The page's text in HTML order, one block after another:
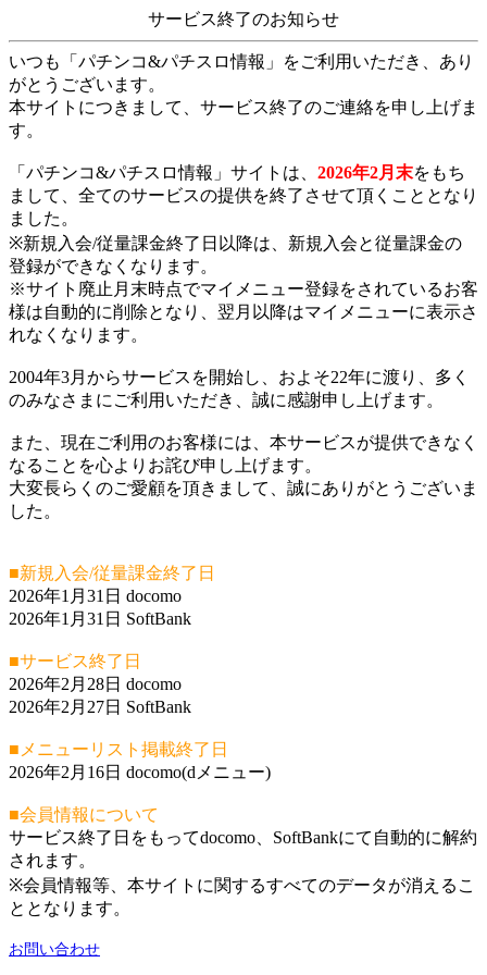
サービス終了のお知らせ
いつも「パチンコ&パチスロ情報」をご利用いただき、あり
がとうございます。
本サイトにつきまして、サービス終了のご連絡を申し上げま
す。
「パチンコ&パチスロ情報」サイトは、 2026年2月末をもち
まして、全てのサービスの提供を終了させて頂くこととなり
ました。
※新規入会/従量課金終了日以降は、新規入会と従量課金の
登録ができなくなります。
※サイト廃止月末時点でマイメニュー登録をされているお客
様は自動的に削除となり、翌月以降はマイメニューに表示さ
れなくなります。
2004年3月からサービスを開始し、およそ22年に渡り、多く
のみなさまにご利用いただき、誠に感謝申し上げます。
また、現在ご利用のお客様には、本サービスが提供できなく
なることを心よりお詫び申し上げます。
大変長らくのご愛顧を頂きまして、誠にありがとうございま
した。
■新規入会/従量課金終了日
2026年1月31日 docomo
2026年1月31日 SoftBank
■サービス終了日
2026年2月28日 docomo
2026年2月27日 SoftBank
■メニューリスト掲載終了日
2026年2月16日 docomo(dメニュー)
■会員情報について
サービス終了日をもってdocomo、SoftBankにて自動的に解約
されます。
※会員情報等、本サイトに関するすべてのデータが消えるこ
ととなります。
お問い合わせ